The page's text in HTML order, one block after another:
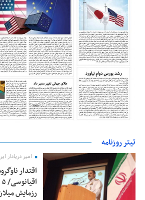
تیتر روزنامه
امیر دریادار
رزمایش